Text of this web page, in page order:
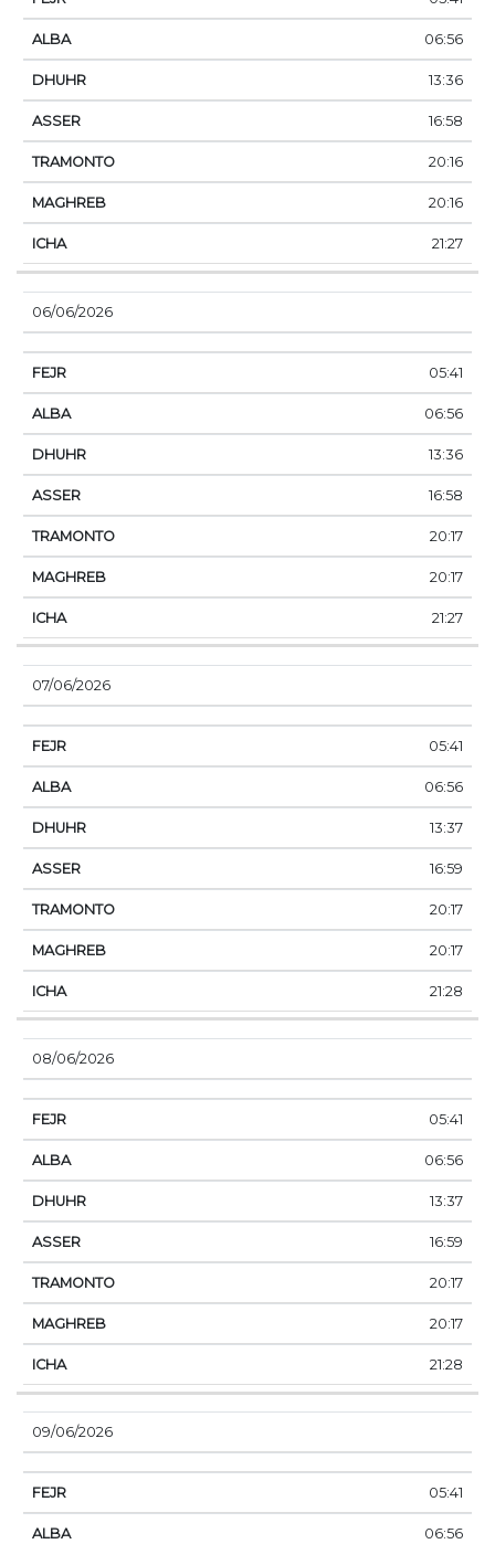
06:56
13:36
16:58
20:16
20:16
21:27
06/06/2026
05:41
06:56
13:36
16:58
20:17
20:17
21:27
07/06/2026
05:41
06:56
13:37
16:59
20:17
20:17
21:28
08/06/2026
05:41
06:56
13:37
16:59
20:17
20:17
21:28
09/06/2026
05:41
06:56